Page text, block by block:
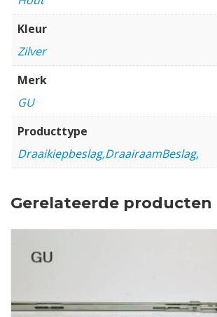
Kleur
Zilver
Merk
GU
Producttype
Draaikiepbeslag,DraairaamBeslag,
Gerelateerde producten